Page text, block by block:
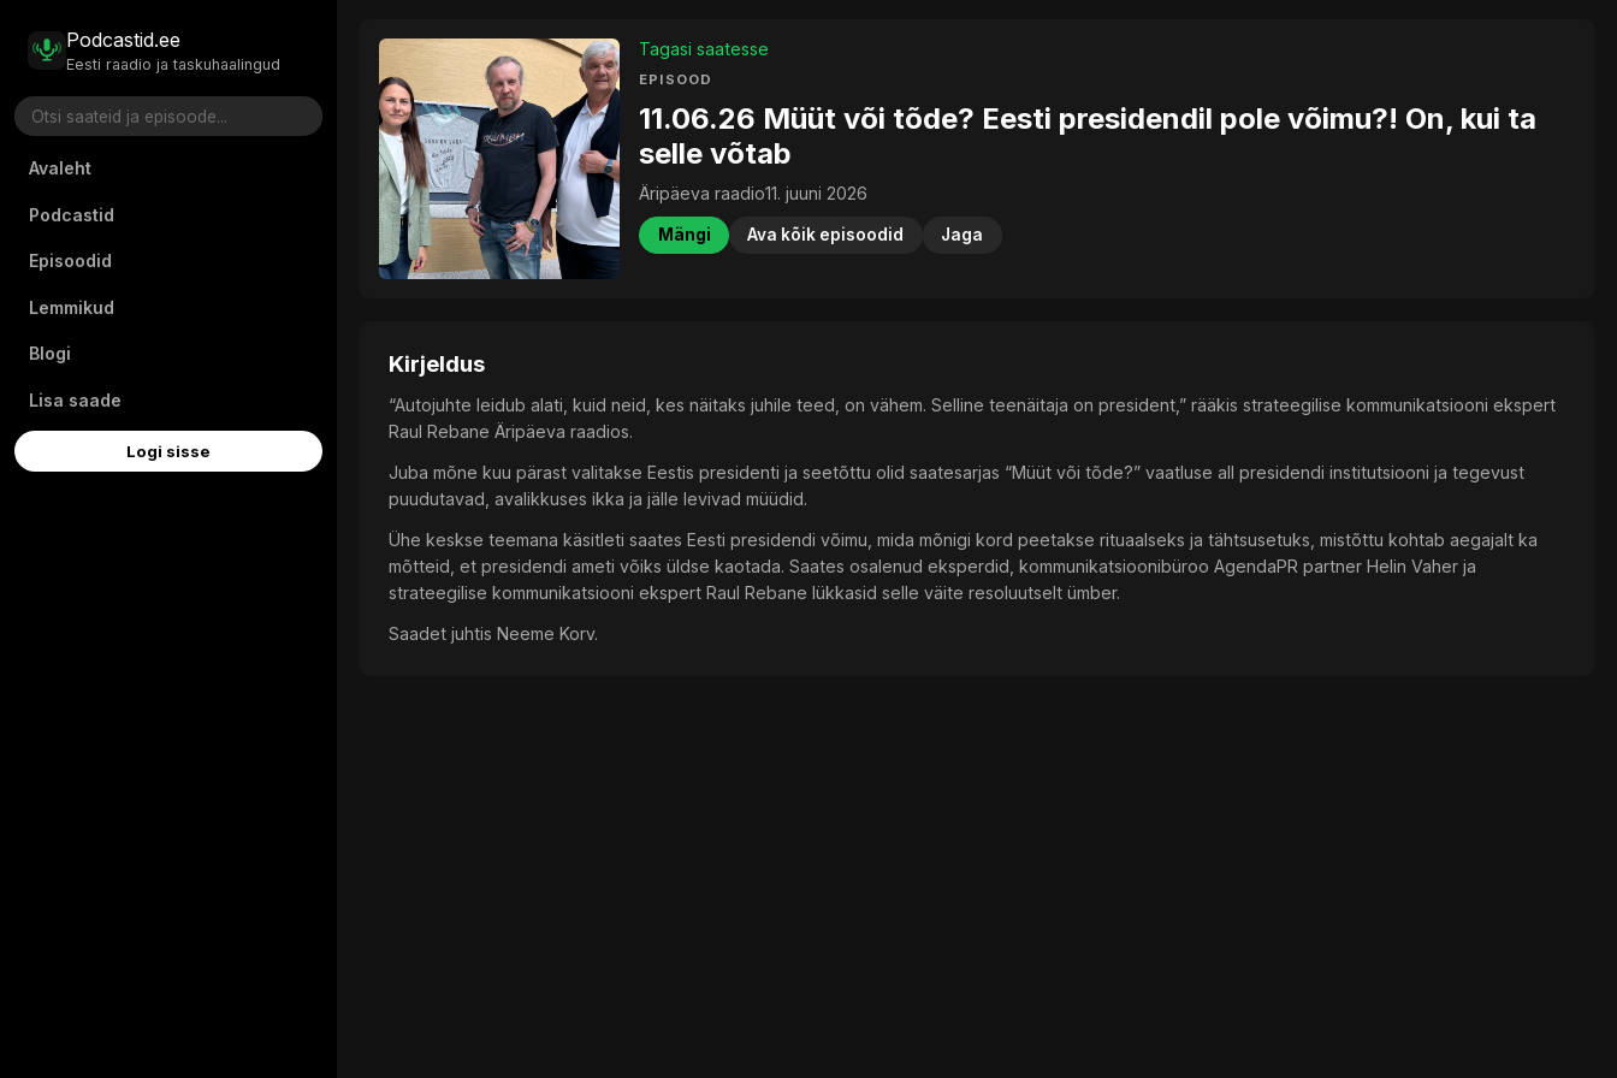
Podcastid.ee
Eesti raadio ja taskuhaalingud
Avaleht
Podcastid
Episoodid
Lemmikud
Blogi
Lisa saade
Logi sisse
Tagasi saatesse
EPISOOD
11.06.26 Müüt või tõde? Eesti presidendil pole võimu?! On, kui ta
selle võtab
Äripäeva raadio11. juuni 2026
Mängi Ava kõik episoodid Jaga
Kirjeldus
“Autojuhte leidub alati, kuid neid, kes näitaks juhile teed, on vähem. Selline teenäitaja on president,” rääkis strateegilise kommunikatsiooni ekspert
Raul Rebane Äripäeva raadios.
Juba mõne kuu pärast valitakse Eestis presidenti ja seetõttu olid saatesarjas “Müüt või tõde?” vaatluse all presidendi institutsiooni ja tegevust
puudutavad, avalikkuses ikka ja jälle levivad müüdid.
Ühe keskse teemana käsitleti saates Eesti presidendi võimu, mida mõnigi kord peetakse rituaalseks ja tähtsusetuks, mistõttu kohtab aegajalt ka
mõtteid, et presidendi ameti võiks üldse kaotada. Saates osalenud eksperdid, kommunikatsioonibüroo AgendaPR partner Helin Vaher ja
strateegilise kommunikatsiooni ekspert Raul Rebane lükkasid selle väite resoluutselt ümber.
Saadet juhtis Neeme Korv.